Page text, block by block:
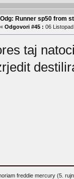
Odg: Runner sp50 from
« Odgovori #45 : 06
taj
freddie mercury (5.